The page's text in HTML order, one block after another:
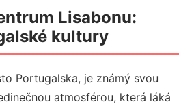
Lisabonu:
kultury
Portugalska, je známý svou
atmosférou, která láká